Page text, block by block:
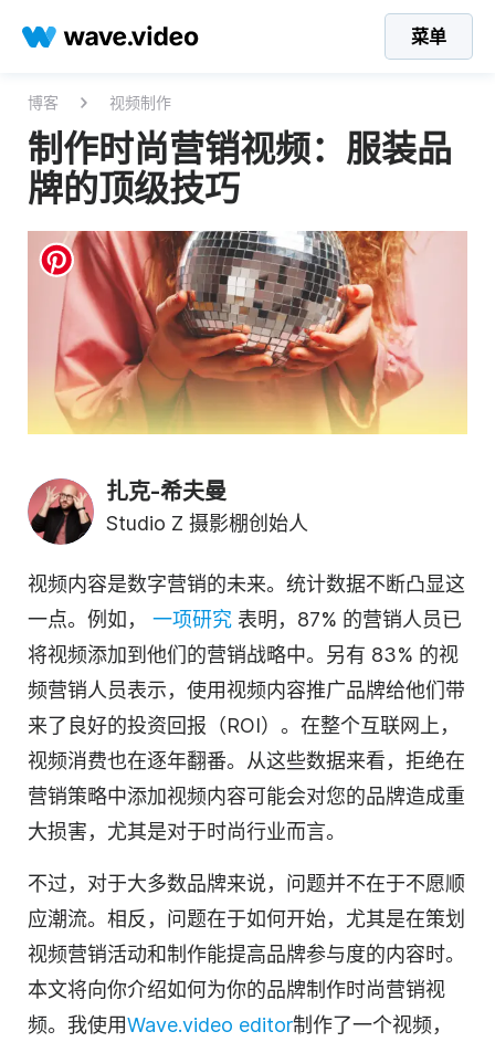
菜单
博客 视频制作
制作时尚营销视频：服装品
牌的顶级技巧
扎克-希夫曼
Studio Z 摄影棚创始人
视频内容是数字营销的未来。统计数据不断凸显这
一点。例如， 一项研究 表明，87% 的营销人员已
将视频添加到他们的营销战略中。另有 83% 的视
频营销人员表示，使用视频内容推广品牌给他们带
来了良好的投资回报（ROI）。在整个互联网上，
视频消费也在逐年翻番。从这些数据来看，拒绝在
营销策略中添加视频内容可能会对您的品牌造成重
大损害，尤其是对于时尚行业而言。
不过，对于大多数品牌来说，问题并不在于不愿顺
应潮流。相反，问题在于如何开始，尤其是在策划
视频营销活动和制作能提高品牌参与度的内容时。
本文将向你介绍如何为你的品牌制作时尚营销视
频。我使用Wave.video editor制作了一个视频，